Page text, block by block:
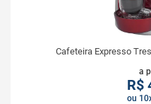
Cafeteira Expresso
a
R$
ou